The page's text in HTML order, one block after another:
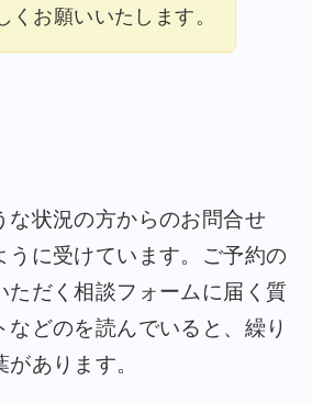
くお願いいたします。
な状況の方からのお問合せ
うに受けています。ご予約の
ただく相談フォームに届く質
などのを読んでいると、繰り
あります。